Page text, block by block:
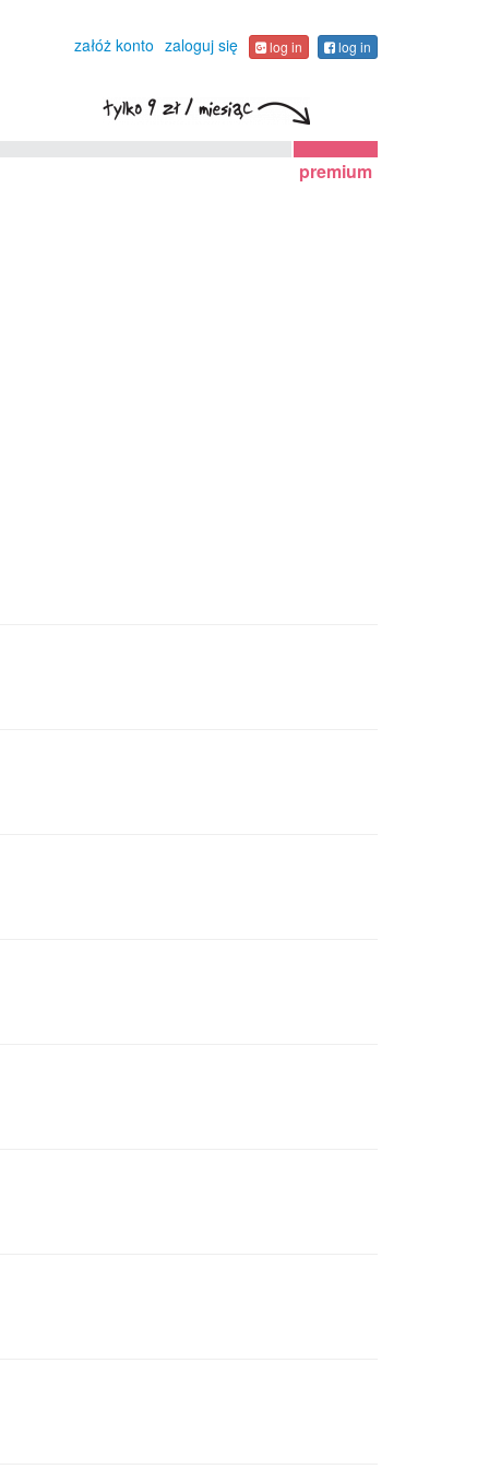
załóż konto zaloguj się log in log in
premium